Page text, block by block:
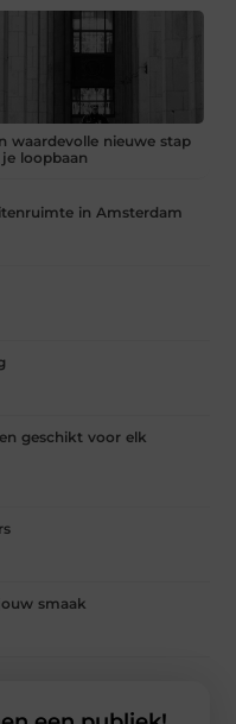
waardevolle nieuwe stap
je loopbaan
in Amsterdam
geschikt voor elk
smaak